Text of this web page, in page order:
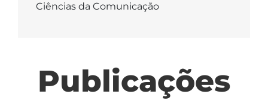
Ciências da Comunicação
Publicações